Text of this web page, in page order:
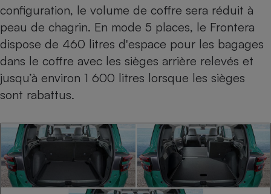
configuration, le volume de coffre sera réduit à
peau de chagrin. En mode 5 places, le Frontera
dispose de 460 litres d'espace pour les bagages
dans le coffre avec les sièges arrière relevés et
jusqu’à environ 1 600 litres lorsque les sièges
sont rabattus.